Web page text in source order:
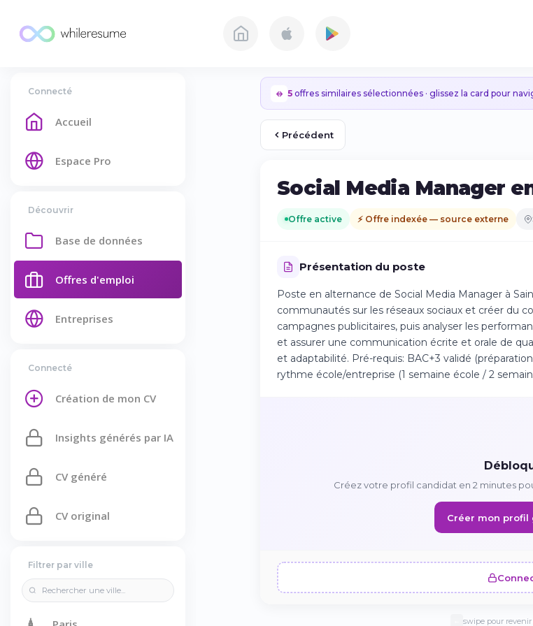
Connecté
Accueil
Espace Pro
Découvrir
Base de données
Offres d'emploi
Entreprises
Connecté
Création de mon CV
Insights générés par IA
CV généré
CV original
Filtrer par ville
5 offres similaires sélectionnées · glissez la card pour
Précédent
Social Media Manager
Offre active ⚡ Offre indexée — source externe
Présentation du poste
Poste en alternance de Social Media Manager à
communautés sur les réseaux sociaux et créer du
campagnes publicitaires, puis analyser les
et assurer une communication écrite et orale de
et adaptabilité. Pré-requis: BAC+3 validé
rythme école/entreprise (1 semaine école / 2
Créez votre profil candidat en 2 minutes
Créer mon profil
swipe pour revenir